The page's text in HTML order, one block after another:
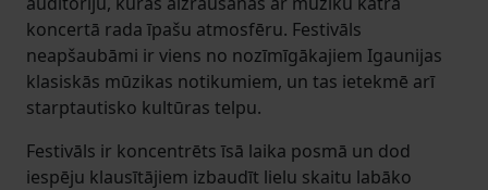
koncertā rada īpašu atmosfēru. Festivāls
neapšaubāmi ir viens no nozīmīgākajiem Igaunijas
klasiskās mūzikas notikumiem, un tas ietekmē arī
starptautisko kultūras telpu.
Festivāls ir koncentrēts īsā laika posmā un dod
iespēju klausītājiem izbaudīt lielu skaitu labāko